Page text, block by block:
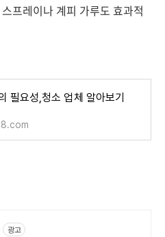
프레이나 계피 가루도 효과적
필요성,청소 업체 알아보기
광고